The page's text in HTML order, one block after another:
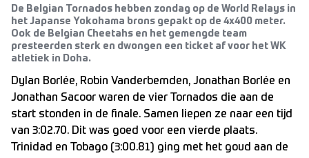
De Belgian Tornados hebben zondag op de World Relays in
het Japanse Yokohama brons gepakt op de 4x400 meter.
Ook de Belgian Cheetahs en het gemengde team
presteerden sterk en dwongen een ticket af voor het WK
atletiek in Doha.
Dylan Borlée, Robin Vanderbemden, Jonathan Borlée en
Jonathan Sacoor waren de vier Tornados die aan de
start stonden in de finale. Samen liepen ze naar een tijd
van 3:02.70. Dit was goed voor een vierde plaats.
Trinidad en Tobago (3:00.81) ging met het goud aan de